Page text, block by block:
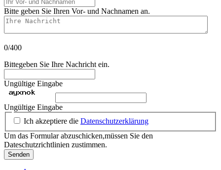
Bitte geben Sie Ihren Vor- und Nachnamen an.
Ihre Nachricht
0/400
Bittegeben Sie Ihre Nachricht ein.
Ungültige Eingabe
Ungültige Eingabe
Ich akzeptiere die Datenschutzerklärung
Um das Formular abzuschicken,müssen Sie den
Dateschutzrichtlinien zustimmen.
Senden